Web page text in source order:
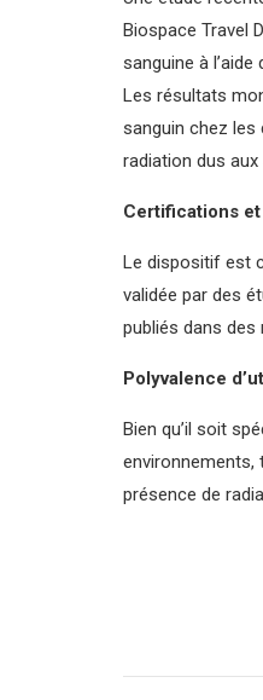
Biospace Travel
sanguine à
Les résultats
sanguin chez les
radiation dus
Certifications
Le dispositif est
validée par des
publiés dans des
Polyvalence
Bien qu’il soit
environnements,
présence de